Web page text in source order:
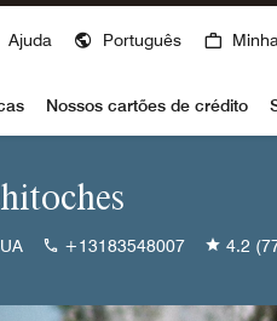
Ajuda Português
Nossos cartões de crédito
+13183548007 4.2